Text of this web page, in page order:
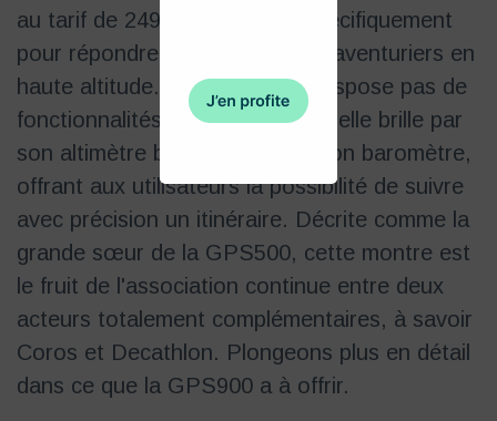
au tarif de 249€, est conçue spécifiquement
pour répondre aux besoins des aventuriers en
haute altitude. Bien qu'elle ne dispose pas de
fonctionnalités de cartographie, elle brille par
son altimètre barométrique et son baromètre,
offrant aux utilisateurs la possibilité de suivre
avec précision un itinéraire. Décrite comme la
grande sœur de la GPS500, cette montre est
le fruit de l'association continue entre deux
acteurs totalement complémentaires, à savoir
Coros et Decathlon. Plongeons plus en détail
dans ce que la GPS900 a à offrir.